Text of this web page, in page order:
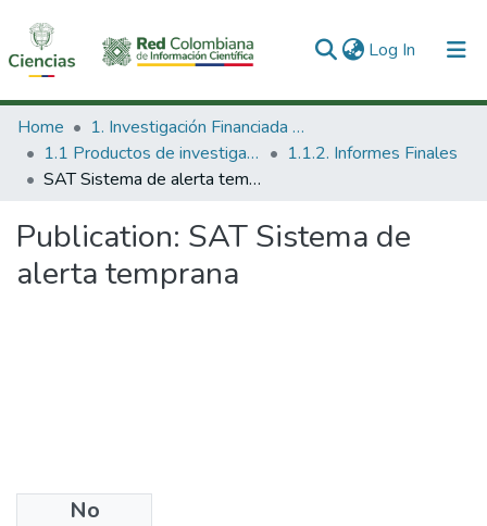
Log In (current)
Communities & Collections
All of DSpace
Home
1. Investigación Financiada con Recursos Públicos
1.1 Productos de investigación
1.1.2. Informes Finales
SAT Sistema de alerta temprana
Publication: SAT Sistema de
alerta temprana
No